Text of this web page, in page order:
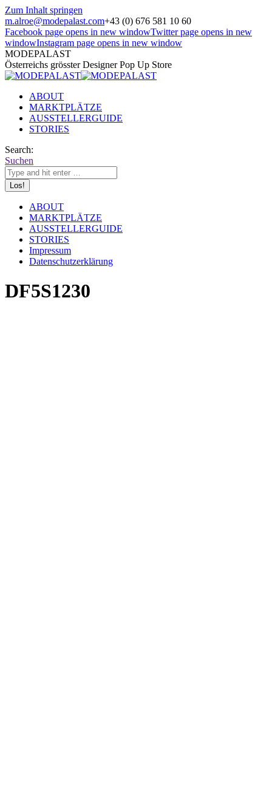
Zum Inhalt springen
m.alroe@modepalast.com+43 (0) 676 581 10 60
Facebook page opens in new windowTwitter page opens in new
windowInstagram page opens in new window
MODEPALAST
Österreichs grösster Designer Pop Up Store
ABOUT
MARKTPLÄTZE
AUSSTELLERGUIDE
STORIES
Search:
Suchen
ABOUT
MARKTPLÄTZE
AUSSTELLERGUIDE
STORIES
Impressum
Datenschutzerklärung
DF5S1230